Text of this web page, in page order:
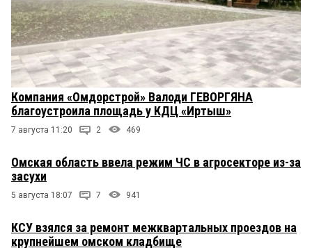
Компания «Омдорстрой» Валоди ГЕВОРГЯНА
благоустроила площадь у КДЦ «Иртыш»
7 августа 11:20 2 469
Омская область ввела режим ЧС в агросекторе из-за
засухи
5 августа 18:07 7 941
КСУ взялся за ремонт межквартальных проездов на
крупнейшем омском кладбище